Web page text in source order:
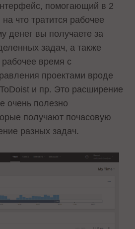
помогающий в 2
что тратится рабочее
денег вы получаете за
задач, а также
рабочее время с
проектами вроде
и пр. Это расширение
очень полезно
получают почасовую
разных задач.